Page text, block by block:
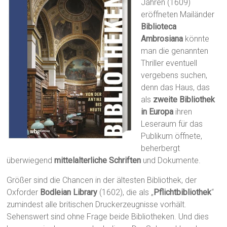
Jahren (1609)
eröffneten Mailänder
Biblioteca
Ambrosiana könnte
man die genannten
Thriller eventuell
vergebens suchen,
denn das Haus, das
als zweite Bibliothek
in Europa ihren
Leseraum für das
Publikum öffnete,
beherbergt
überwiegendmittelalterliche Schriften und Dokumente.
Größer sind die Chancen in der ältesten Bibliothek, der
Oxforder Bodleian Library (1602), die als „Pflichtbibliothek“
zumindest alle britischen Druckerzeugnisse vorhält.
Sehenswert sind ohne Frage beide Bibliotheken. Und dies